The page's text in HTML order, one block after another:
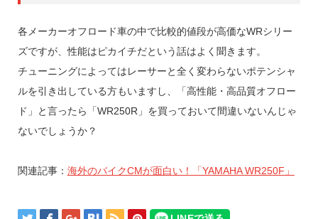
各メーカーオフロード車の中で比較的値段が高価なWRシリー
ズですが、性能はピカイチだという話はよく聞きます。
チューニングによってはレーサーと全く変わらないポテンシャ
ルを引き出している方もいますし、「高性能・高品質オフロー
ド」と言ったら「WR250R」を買っておいて間違いないんじゃ
ないでしょうか？
関連記事： 海外のバイクCMが面白い！「YAMAHA WR250F」